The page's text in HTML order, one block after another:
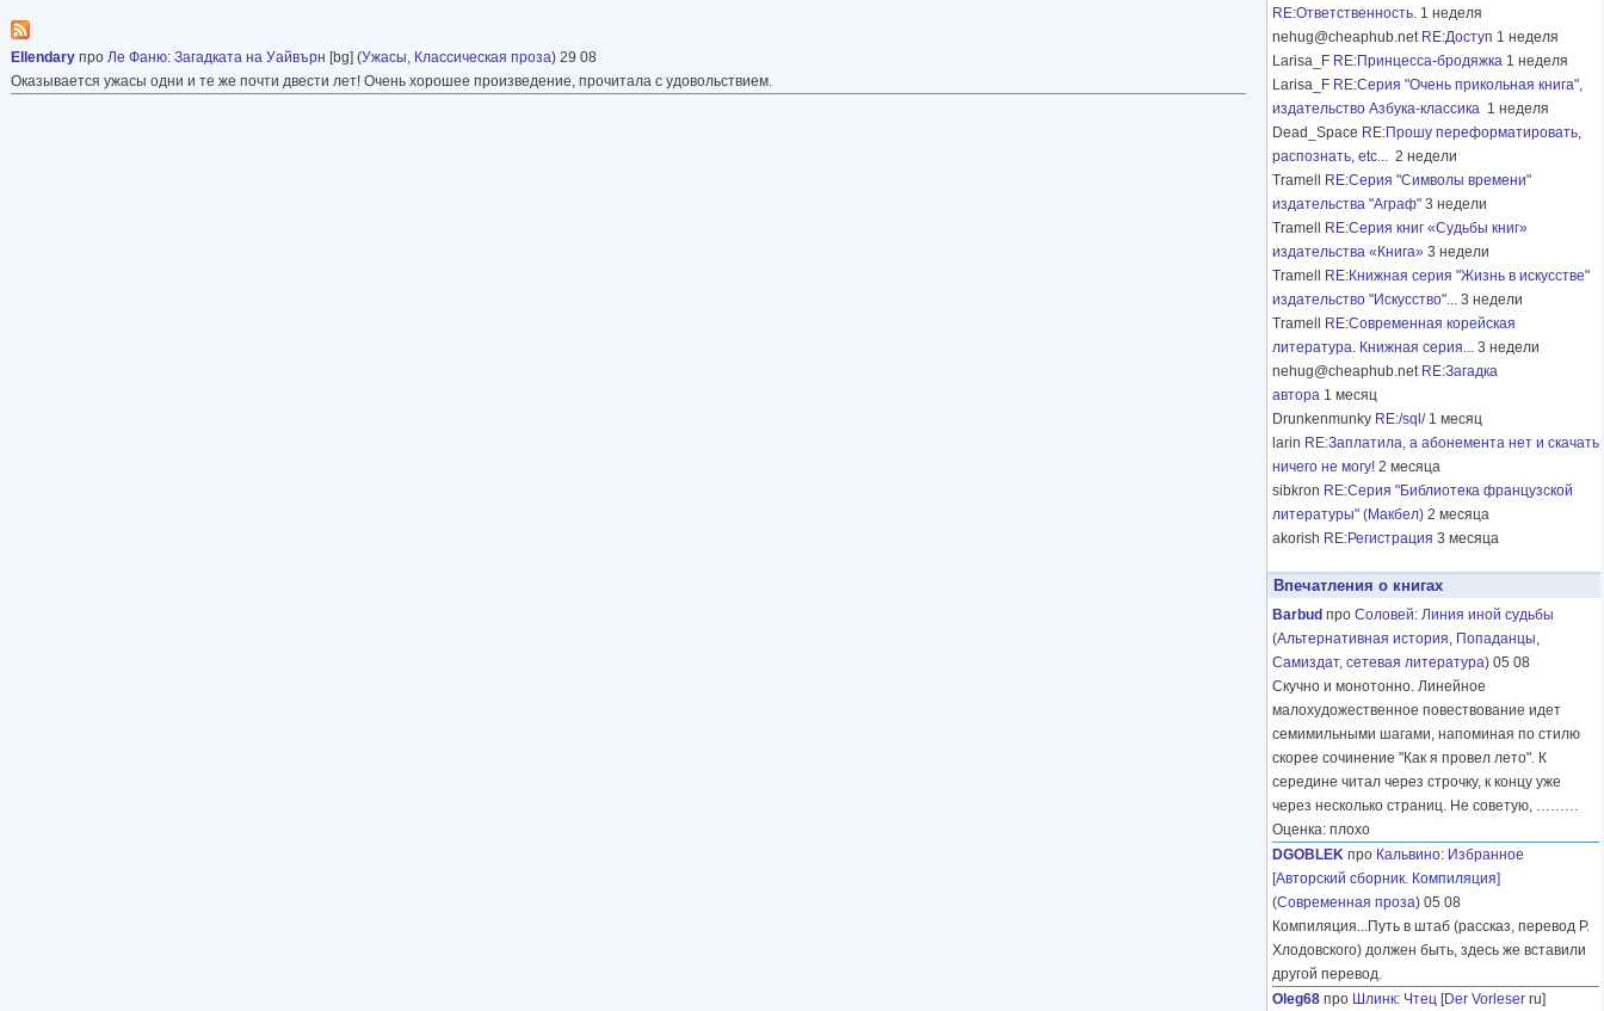
Ellendary про Ле Фаню: Загадката на Уайвърн [bg] (Ужасы, Классическая проза) 29 08
Оказывается ужасы одни и те же почти двести лет! Очень хорошее произведение, прочитала с удовольствием.
RE:Ответственность. 1 неделя
nehug@cheaphub.net RE:Доступ 1 неделя
Larisa_F RE:Принцесса-бродяжка 1 неделя
Larisa_F RE:Серия "Очень прикольная книга",
издательство Азбука-классика 1 неделя
Dead_Space RE:Прошу переформатировать,
распознать, etc... 2 недели
Tramell
RE:Серия "Символы времени"
издательства "Аграф" 3 недели
Tramell
RE:Серия книг «Судьбы книг»
издательства «Книга» 3 недели
Tramell
RE:Книжная серия "Жизнь в искусстве"
издательство "Искусство"... 3 недели
Tramell
RE:Современная корейская
литература. Книжная серия... 3 недели
nehug@cheaphub.net RE:Загадка
автора 1 месяц
Drunkenmunky RE:/sql/ 1 месяц
larin RE:Заплатила, а абонемента нет и скачать
ничего не могу! 2 месяца
sibkron RE:Серия "Библиотека французской
литературы" (Макбел) 2 месяца
akorish RE:Регистрация 3 месяца
Впечатления о книгах
Barbud про Соловей: Линия иной судьбы
(Альтернативная история, Попаданцы,
Самиздат, сетевая литература) 05 08
Скучно и монотонно. Линейное
малохудожественное повествование идет
семимильными шагами, напоминая по стилю
скорее сочинение "Как я провел лето". К
середине читал через строчку, к концу уже
через несколько страниц. Не советую, ………
Оценка: плохо
DGOBLEK про Кальвино: Избранное
[Авторский сборник. Компиляция]
(Современная проза) 05 08
Компиляция...Путь в штаб (рассказ, перевод Р.
Хлодовского) должен быть, здесь же вставили
другой перевод.
Oleg68 про Шлинк: Чтец [Der Vorleser ru]